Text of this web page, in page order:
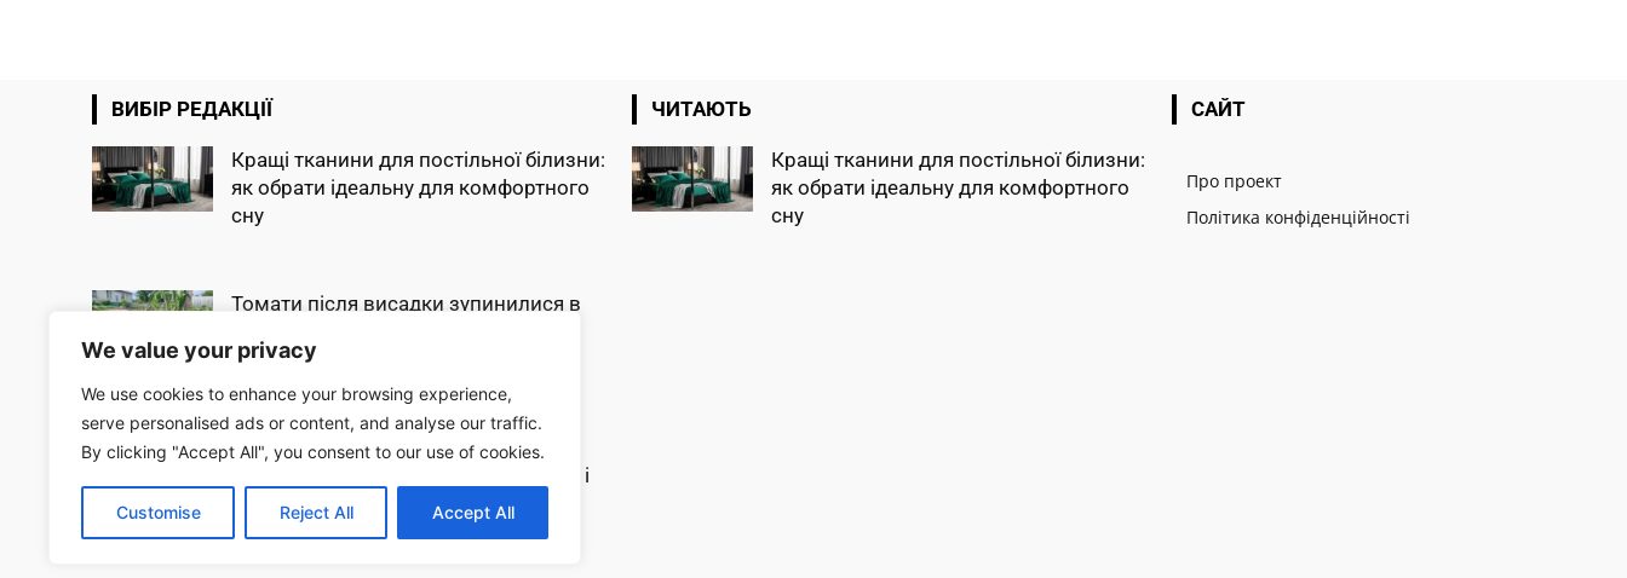
We value your privacy
We use cookies to enhance your browsing experience,
serve personalised ads or content, and analyse our traffic.
By clicking "Accept All", you consent to our use of cookies.
Customise Reject All Accept All
ВИБІР РЕДАКЦІЇ
Кращі тканини для постільної білизни:
як обрати ідеальну для комфортного
сну
Томати після висадки зупинилися в
швидко пішли...
Огірки попруть як на дріжджах:
додайте всього одну скибку в лунку, і
збиратимете врожай...
ЧИТАЮТЬ
Кращі тканини для постільної білизни:
як обрати ідеальну для комфортного
сну
САЙТ
Про проект
Політика конфіденційності